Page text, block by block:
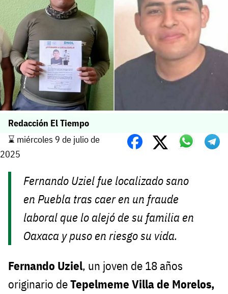
Redacción El Tiempo
⌛️ miércoles 9 de julio de
2025
Fernando Uziel fue localizado sano
en Puebla tras caer en un fraude
laboral que lo alejó de su familia en
Oaxaca y puso en riesgo su vida.
Fernando Uziel, un joven de 18 años
originario deTepelmeme Villa de Morelos,